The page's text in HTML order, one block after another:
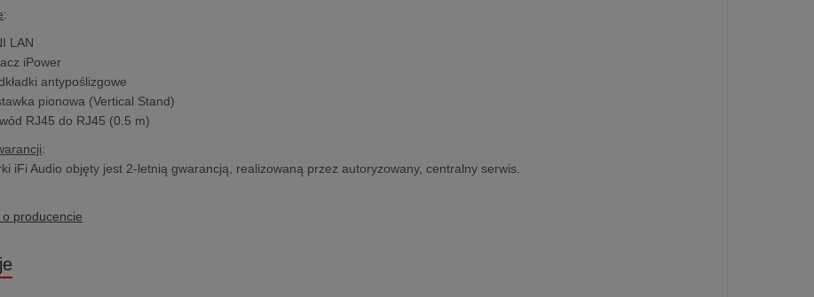
:
LAN
iPower
antypoślizgowe
pionowa (Vertical Stand)
RJ45 do RJ45 (0.5 m)
:
iFi Audio objęty jest 2-letnią gwarancją, realizowaną przez autoryzowany, centralny serwis.
producencie